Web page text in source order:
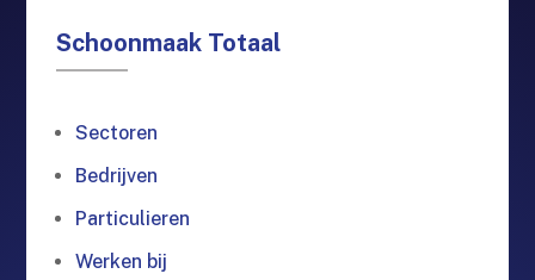
Schoonmaak Totaal
Sectoren
Bedrijven
Particulieren
Werken bij